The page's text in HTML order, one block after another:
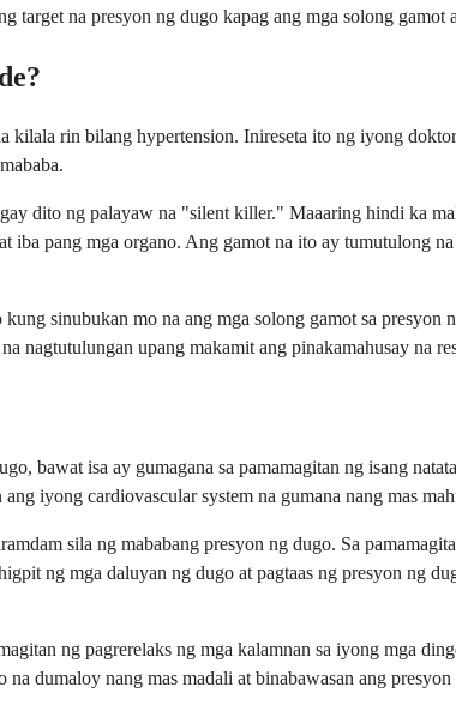
target na presyon ng dugo kapag ang mga solong gamot
rin bilang hypertension. Inireseta ito ng iyong
dito ng palayaw na "silent killer." Maaaring hindi ka
pang mga organo. Ang gamot na ito ay tumutulong
sinubukan mo na ang mga solong gamot sa presyon
nagtutulungan upang makamit ang pinakamahusay na
bawat isa ay gumagana sa pamamagitan ng isang
iyong cardiovascular system na gumana nang mas
sila ng mababang presyon ng dugo. Sa
ng mga daluyan ng dugo at pagtaas ng presyon ng
ng pagrerelaks ng mga kalamnan sa iyong mga
dumaloy nang mas madali at binabawasan ang